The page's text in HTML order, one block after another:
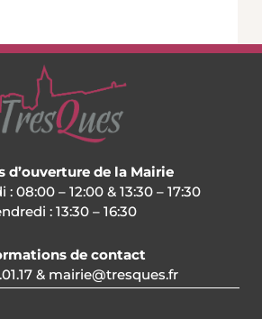
d’ouverture de la Mairie
08:00 – 12:00 & 13:30 – 17:30
: 13:30 – 16:30
de contact
& mairie@tresques.fr